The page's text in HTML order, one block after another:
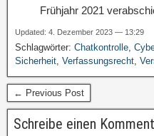
Frühjahr 2021
Updated: 4. Dezember 2023 — 13:29
Schlagwörter: Chatkontrolle,
Sicherheit, Verfassungsrecht,
← Previous Post
Schreibe einen